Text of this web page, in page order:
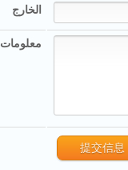
الخارج
معلومات